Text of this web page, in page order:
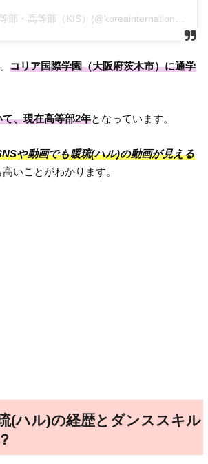
コリア国際学園（大阪府茨木市）に通学
、現在高等部2年となっています。
や動画でも暖琉(ハル)の動画が見える
いことがわかります。
(ハル)の経歴とダンススキル